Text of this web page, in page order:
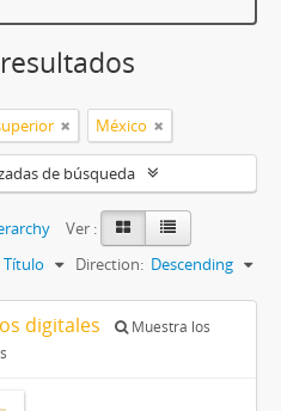
México
de búsqueda
Ver :
Título Direction: Descending
digitales
Muestra los